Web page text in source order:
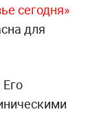
сегодня»
для